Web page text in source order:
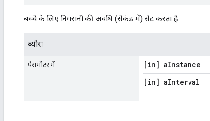
बच्चे के लिए निगरानी की अवधि (सेकंड में) सेट करता है.
ब्यौरा
पैरामीटर में [in] aInstance
[in] aInterval